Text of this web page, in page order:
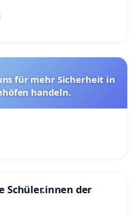
für mehr Sicherheit in
handeln.
Schüler.innen der